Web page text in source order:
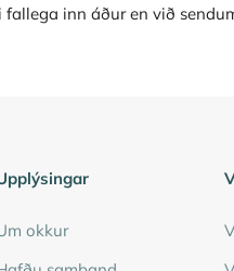
inn áður en við
okkur